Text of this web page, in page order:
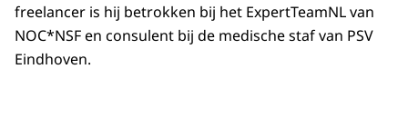
freelancer is hij betrokken bij het ExpertTeamNL van
NOC*NSF en consulent bij de medische staf van PSV
Eindhoven.